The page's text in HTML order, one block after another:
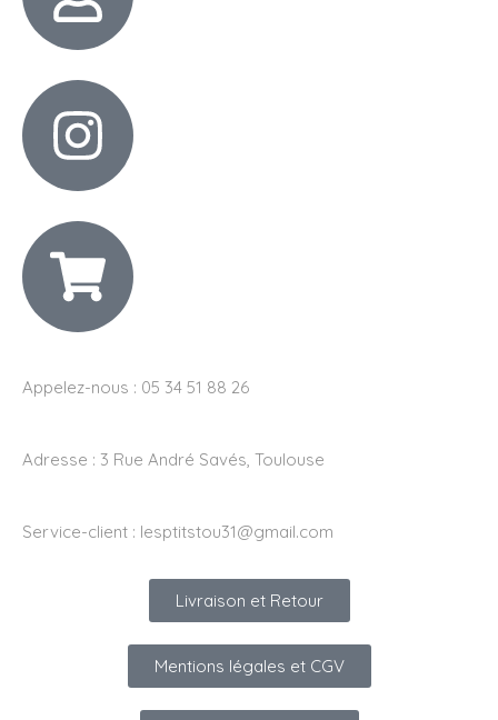
Appelez-nous : 05 34 51 88 26
Adresse : 3 Rue André Savés, Toulouse
Service-client : lesptitstou31@gmail.com
Livraison et Retour
Mentions légales et CGV